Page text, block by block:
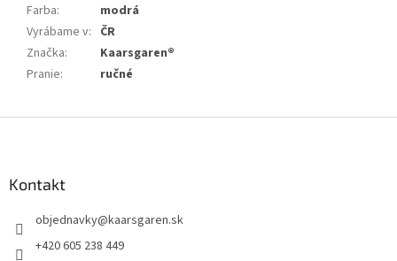
Farba:
modrá
Vyrábame v: ČR
Značka:
Kaarsgaren®
Pranie: ručné
Kontakt
objednavky@kaarsgaren.sk
+420 605 238 449